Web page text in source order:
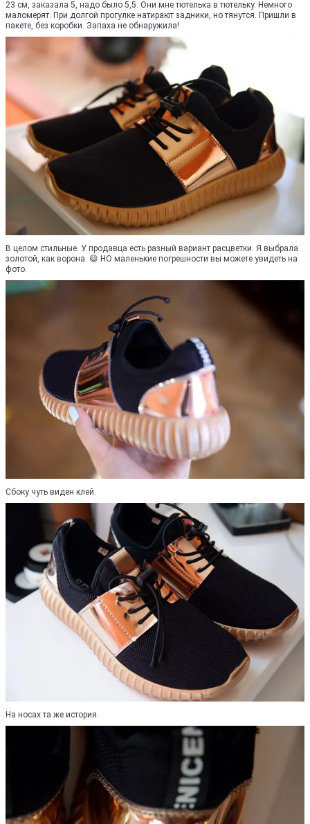
23 см, заказала 5, надо было 5,5. Они мне тютелька в тютельку. Немного
маломерят. При долгой прогулке натирают задники, но тянутся. Пришли в
пакете, без коробки. Запаха не обнаружила!
В целом стильные. У продавца есть разный вариант расцветки. Я выбрала
золотой, как ворона. 😄 НО маленькие погрешности вы можете увидеть на
фото.
Сбоку чуть виден клей.
На носах та же история.